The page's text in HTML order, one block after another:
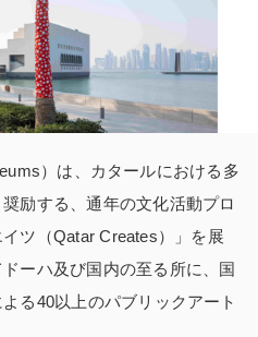
）は、カタールにおける多
励する、通年の文化活動プロ
ツ（Qatar Creates）」を展
ーハ及び国内の至る所に、国
る40以上のパブリックアート